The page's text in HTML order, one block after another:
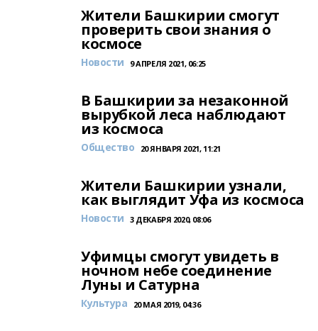
Жители Башкирии смогут
проверить свои знания о
космосе
Новости 9 АПРЕЛЯ 2021, 06:25
В Башкирии за незаконной
вырубкой леса наблюдают
из космоса
Общество 20 ЯНВАРЯ 2021, 11:21
Жители Башкирии узнали,
как выглядит Уфа из космоса
Новости 3 ДЕКАБРЯ 2020, 08:06
Уфимцы смогут увидеть в
ночном небе соединение
Луны и Сатурна
Культура 20 МАЯ 2019, 04:36